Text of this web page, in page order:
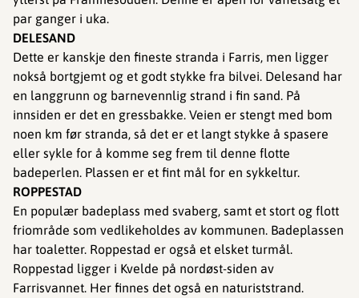
par ganger i uka.
DELESAND
Dette er kanskje den fineste stranda i Farris, men ligger
nokså bortgjemt og et godt stykke fra bilvei. Delesand har
en langgrunn og barnevennlig strand i fin sand. På
innsiden er det en gressbakke. Veien er stengt med bom
noen km før stranda, så det er et langt stykke å spasere
eller sykle for å komme seg frem til denne flotte
badeperlen. Plassen er et fint mål for en sykkeltur.
ROPPESTAD
En populær badeplass med svaberg, samt et stort og flott
friområde som vedlikeholdes av kommunen. Badeplassen
har toaletter. Roppestad er også et elsket turmål.
Roppestad ligger i Kvelde på nordøst-siden av
Farrisvannet. Her finnes det også en naturiststrand.